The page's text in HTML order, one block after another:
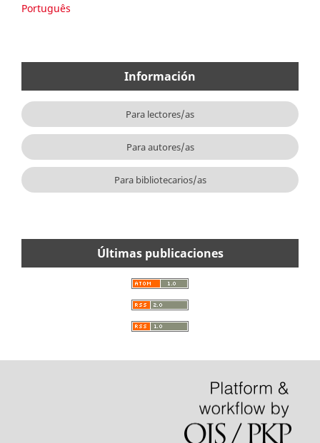
Português
Información
Para lectores/as
Para autores/as
Para bibliotecarios/as
Últimas publicaciones